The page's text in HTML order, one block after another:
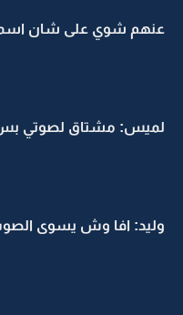
عنهم شوي على شان
لميس: مشتاق لصوتي
وليد: افا وش يسوى